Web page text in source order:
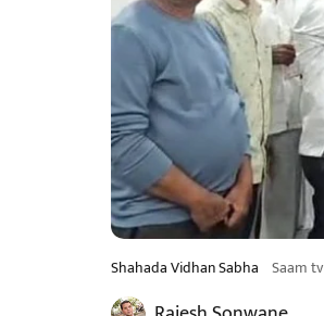
Shahada Vidhan Sabha Saam tv